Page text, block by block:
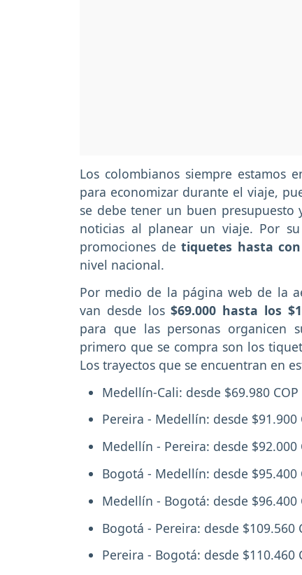
Los colombianos siempre estamos
para economizar durante el viaje,
se debe tener un buen
noticias al planear un viaje. Por
promociones de tiquetes hasta
nivel nacional.
Por medio de la página web de la
van desde los$69.000 hasta los
para que las personas organicen
primero que se compra son los
Los trayectos que se encuentran en
Medellín-Cali: desde $69.980 COP
Pereira - Medellín: desde $91.900
Medellín - Pereira: desde $92.000
Bogotá - Medellín: desde $95.400
Medellín - Bogotá: desde $96.400
Bogotá - Pereira: desde $109.560
Pereira - Bogotá: desde $110.460